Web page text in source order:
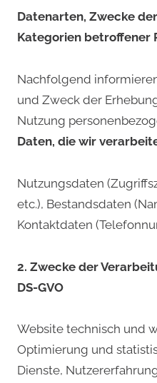
Datenarten, Zwecke
Kategorien betroffener
Nachfolgend
und Zweck der
Nutzung
Daten, die wir
Nutzungsdaten
etc.), Bestandsdaten
Kontaktdaten
2. Zwecke der
DS-GVO
Website technisch und
Optimierung und
Dienste,